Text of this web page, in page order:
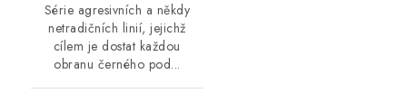
Série agresivních a někdy
netradičních linií, jejichž
cílem je dostat každou
obranu černého pod...